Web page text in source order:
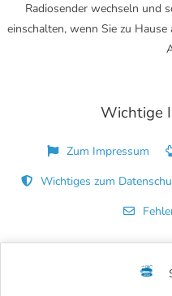
Radiosender wechseln und
einschalten, wenn Sie zu
Wichtige
Zum Impressum
Wichtiges zum